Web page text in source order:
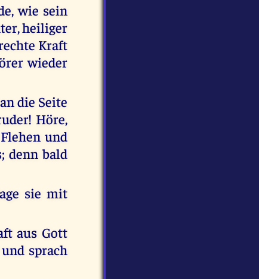
wie sein
heiliger
Kraft
wieder
die Seite
Höre,
und
denn bald
sie mit
aus Gott
sprach